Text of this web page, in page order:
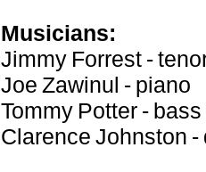
Musicians:
Jimmy Forrest -
Joe Zawinul - piano
Tommy Potter - bass
Clarence Johnston -